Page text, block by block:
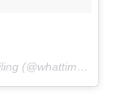
Una publicación compartida de Whattimesailing (@whattimesailing) el